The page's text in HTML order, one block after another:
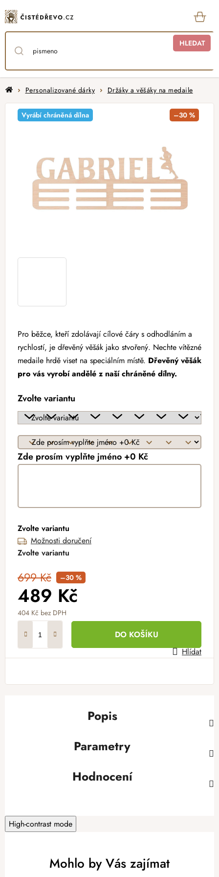
na
obsah
HLEDAT
DomůPersonalizované dárky Držáky a věšáky na medaile
Pro běžce, kteří zdolávají cílové čáry s odhodláním a
rychlostí, je dřevěný věšák jako stvořený. Nechte vítězné
medaile hrdě viset na speciálním místě. Dřevěný věšák
pro vás vyrobí andělé z našíchráněné dílny.
Zvolte variantu
Zde prosím vyplňte jméno +0 Kč
Zvolte variantu
Možnosti doručení
Zvolte variantu
699 Kč –30 %
489 Kč
404 Kč bez DPH
DO KOŠÍKU
Hlídat
Vyrábí chráněná dílna –30 %
Popis
Parametry
Hodnocení
High-contrast mode
Mohlo by Vás zajímat